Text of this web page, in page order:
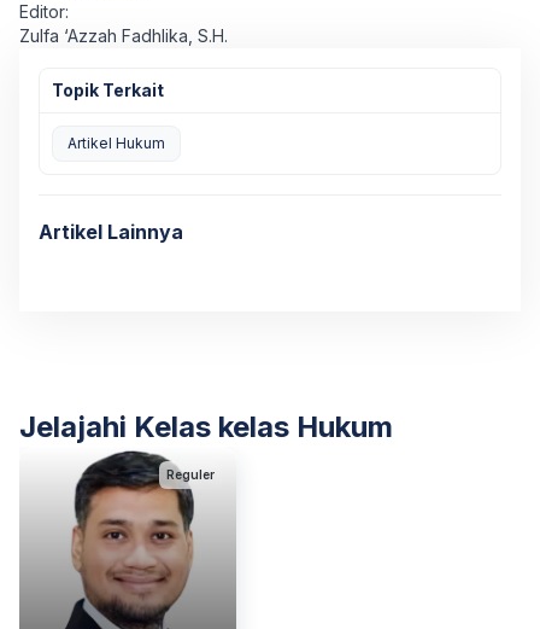
Editor:
Zulfa ‘Azzah Fadhlika, S.H.
Topik Terkait
Artikel Hukum
Artikel Lainnya
Jelajahi Kelas kelas Hukum
Reguler